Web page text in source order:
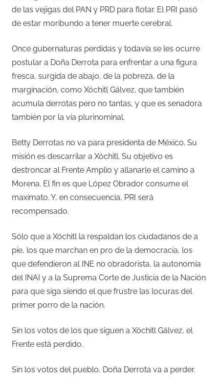
de las vejigas del PAN y PRD para flotar. El PRI pasó
de estar moribundo a tener muerte cerebral.
Once gubernaturas perdidas y todavía se les ocurre
postular a Doña Derrota para enfrentar a una figura
fresca, surgida de abajo, de la pobreza, de la
marginación, como Xóchitl Gálvez, que también
acumula derrotas pero no tantas, y que es senadora
también por la vía plurinominal.
Betty Derrotas no va para presidenta de México. Su
misión es descarrilar a Xóchitl. Su objetivo es
destroncar al Frente Amplio y allanarle el camino a
Morena. El fin es que López Obrador consume el
maximato. Y, en consecuencia, PRI será
recompensado.
Sólo que a Xóchitl la respaldan los ciudadanos de a
pie, los que marchan en pro de la democracia, los
que defendieron al INE no obradorista, la autonomía
del INAI y a la Suprema Corte de Justicia de la Nación
para que siga siendo el que frustre las locuras del
primer porro de la nación.
Sin los votos de los que siguen a Xóchitl Gálvez, el
Frente está perdido.
Sin los votos del pueblo, Doña Derrota va a perder.